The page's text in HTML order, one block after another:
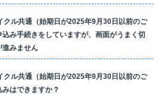
クル共通（始期日が2025年9月30日以前のご
み手続きをしていますが、画面がうまく切
進みません
クル共通（始期日が2025年9月30日以前のご
はできますか？